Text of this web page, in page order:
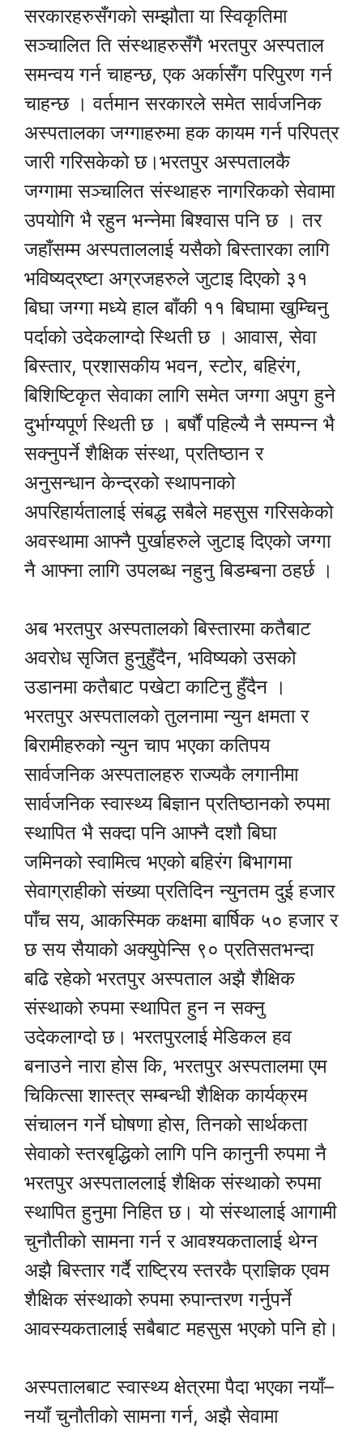
सरकारहरुसँगको सम्झौता या स्विकृतिमा
सञ्चालित ति संस्थाहरुसँगै भरतपुर अस्पताल
समन्वय गर्न चाहन्छ, एक अर्कासँग परिपुरण गर्न
चाहन्छ । वर्तमान सरकारले समेत सार्वजनिक
अस्पतालका जग्गाहरुमा हक कायम गर्न परिपत्र
जारी गरिसकेको छ।भरतपुर अस्पतालकै
जग्गामा सञ्चालित संस्थाहरु नागरिकको सेवामा
उपयोगि भै रहुन भन्नेमा बिश्वास पनि छ । तर
जहाँसम्म अस्पताललाई यसैको बिस्तारका लागि
भविष्यद्रष्टा अग्रजहरुले जुटाइ दिएको ३१
बिघा जग्गा मध्ये हाल बाँकी ११ बिघामा खुम्चिनु
पर्दाको उदेकलाग्दो स्थिती छ । आवास, सेवा
बिस्तार, प्रशासकीय भवन, स्टोर, बहिरंग,
बिशिष्टिकृत सेवाका लागि समेत जग्गा अपुग हुने
दुर्भाग्यपूर्ण स्थिती छ । बर्षौं पहिल्यै नै सम्पन्न भै
सक्नुपर्ने शैक्षिक संस्था, प्रतिष्ठान र
अनुसन्धान केन्द्रको स्थापनाको
अपरिहार्यतालाई संबद्ध सबैले महसुस गरिसकेको
अवस्थामा आफ्नै पुर्खाहरुले जुटाइ दिएको जग्गा
नै आफ्ना लागि उपलब्ध नहुनु बिडम्बना ठहर्छ ।
अब भरतपुर अस्पतालको बिस्तारमा कतैबाट
अवरोध सृजित हुनुहुँदैन, भविष्यको उसको
उडानमा कतैबाट पखेटा काटिनु हुँदैन ।
भरतपुर अस्पतालको तुलनामा न्युन क्षमता र
बिरामीहरुको न्युन चाप भएका कतिपय
सार्वजनिक अस्पतालहरु राज्यकै लगानीमा
सार्वजनिक स्वास्थ्य बिज्ञान प्रतिष्ठानको रुपमा
स्थापित भै सक्दा पनि आफ्नै दशौ बिघा
जमिनको स्वामित्व भएको बहिरंग बिभागमा
सेवाग्राहीको संख्या प्रतिदिन न्युनतम दुई हजार
पाँच सय, आकस्मिक कक्षमा बार्षिक ५० हजार र
छ सय सैयाको अक्युपेन्सि ९० प्रतिसतभन्दा
बढि रहेको भरतपुर अस्पताल अझै शैक्षिक
संस्थाको रुपमा स्थापित हुन न सक्नु
उदेकलाग्दो छ। भरतपुरलाई मेडिकल हव
बनाउने नारा होस कि, भरतपुर अस्पतालमा एम
चिकित्सा शास्त्र सम्बन्धी शैक्षिक कार्यक्रम
संचालन गर्ने घोषणा होस, तिनको सार्थकता
सेवाको स्तरबृद्धिको लागि पनि कानुनी रुपमा नै
भरतपुर अस्पताललाई शैक्षिक संस्थाको रुपमा
स्थापित हुनुमा निहित छ। यो संस्थालाई आगामी
चुनौतीको सामना गर्न र आवश्यकतालाई थेग्न
अझै बिस्तार गर्दै राष्ट्रिय स्तरकै प्राज्ञिक एवम
शैक्षिक संस्थाको रुपमा रुपान्तरण गर्नुपर्ने
आवस्यकतालाई सबैबाट महसुस भएको पनि हो।
अस्पतालबाट स्वास्थ्य क्षेत्रमा पैदा भएका नयाँ–
नयाँ चुनौतीको सामना गर्न, अझै सेवामा